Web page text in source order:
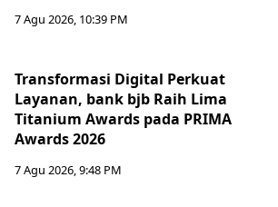
7 Agu 2026, 10:39 PM
Transformasi Digital Perkuat
Layanan, bank bjb Raih Lima
Titanium Awards pada PRIMA
Awards 2026
7 Agu 2026, 9:48 PM